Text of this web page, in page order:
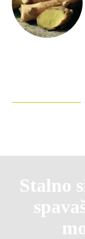
Stalno